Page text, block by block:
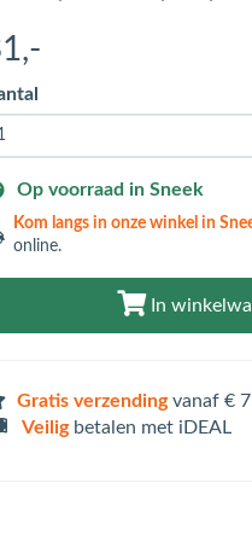
,-
Op voorraad in Sneek
Kom langs in onze winkel in
online.
In
Gratis verzendingvanaf €
Veiligbetalen met iDEAL